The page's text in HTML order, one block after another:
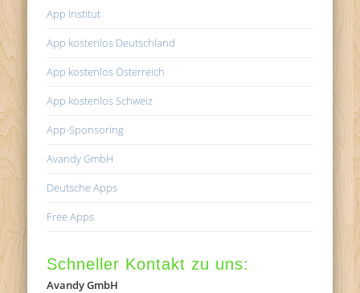
App Institut
App kostenlos Deutschland
App kostenlos Österreich
App kostenlos Schweiz
App-Sponsoring
Avandy GmbH
Deutsche Apps
Free Apps
Schneller Kontakt zu uns:
Avandy GmbH